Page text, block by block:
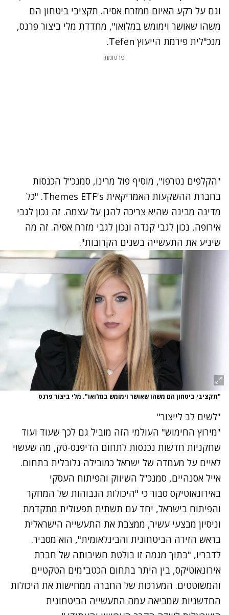
וגם על רקע האיום ממזרח אסיה. תקציבי ביטחון הם
משהו שאושר וימומש במלואו", מחדדת מלי ביצור פרנס,
מנכ"לית פירמת הייעוץ Tefen.
פרסומת
"הקלפים נטרפו", מוסיף פול מרינו, סמנכ"ל הכנסות
בחברת ההשקעות האמריקאית Themes ETF's. "כל
מדינה מבינה שהיא צריכה להגן על עצמה. זה נכון לגבי
אירופה, נכון לגבי קנדה ונכון לגבי מזרח אסיה. זה מה
שיניע את התעשייה בשנים הקרובות".
"תקציבי ביטחון הם משהו שאושר וימומש במלואו". מלי ביצור פרנס
"לשים לב לייצור"
"מירוץ החימוש" העולמי הזה מוביל גם לכך שעוד ועוד
שחקניות חדשות נכנסות לתחום הדיפנס-טק, מה שעשוי
לאיים על מעמדה של ישראל כמובילה גלובלית בתחום.
אייל אסנהיים, סמנכ"ל השיווק והפיתוח העסקי
באירונאוטיקס סבור כי "היכולות הגבוהות של המחקר
והפיתוח בישראל, יחד עם תשתית תפעולית מתקדמת
וניסיון מבצעי עשיר, ממצבת את התעשייה הישראלית
בראש הזירה הביטחונית והבינלאומית", הוא מסביר.
לדבריו, "בתוך מגמה זו בולטת חשיבותה של חברת
אירונאוטיקס, בין היתר בתחום הכטב"מים הטקטיים
והמשוטטים. המערכות של החברה ממחישות את היכולות
החדשניות שמביאה עמה התעשייה הביטחונית